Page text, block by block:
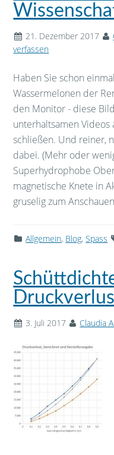
21. Dezember 2017
verfassen
Haben Sie schon
Wassermelonen der
den Monitor - diese
unterhaltsamen
schließen. Und reiner,
dabei. (Mehr oder
Superhydrophobe
magnetische Knete in
gruselig zum
Allgemein, Blog,Spass
3. Juli 2017 Claudia